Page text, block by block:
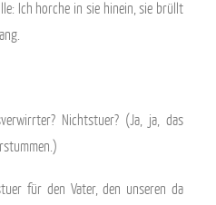
Ich horche in sie hinein, sie brüllt
Nichtstuer? (Ja, ja, das
für den Vater, den unseren da